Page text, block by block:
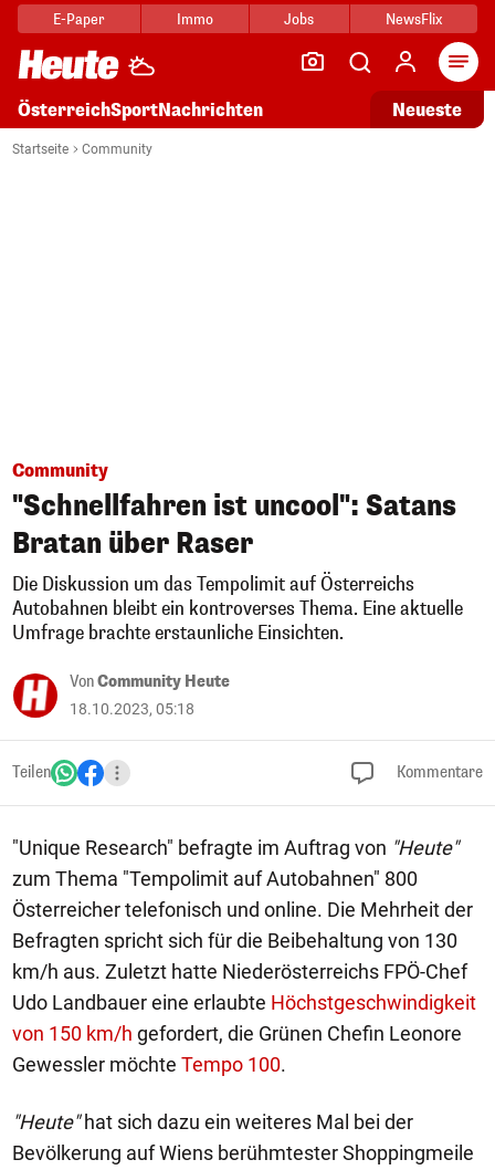
E-Paper Immo Jobs NewsFlix
ÖsterreichSportNachrichten Neueste
Startseite Community
Community
"Schnellfahren ist uncool": Satans
Bratan über Raser
Die Diskussion um das Tempolimit auf Österreichs
Autobahnen bleibt ein kontroverses Thema. Eine aktuelle
Umfrage brachte erstaunliche Einsichten.
VonCommunity Heute
18.10.2023, 05:18
Teilen Kommentare
"Unique Research" befragte im Auftrag von "Heute"
zum Thema "Tempolimit auf Autobahnen" 800
Österreicher telefonisch und online. Die Mehrheit der
Befragten spricht sich für die Beibehaltung von 130
km/h aus. Zuletzt hatte Niederösterreichs FPÖ-Chef
Udo Landbauer eine erlaubte Höchstgeschwindigkeit
von 150 km/h gefordert, die Grünen Chefin Leonore
Gewessler möchte Tempo 100.
"Heute"hat sich dazu ein weiteres Mal bei der
Bevölkerung auf Wiens berühmtester Shoppingmeile